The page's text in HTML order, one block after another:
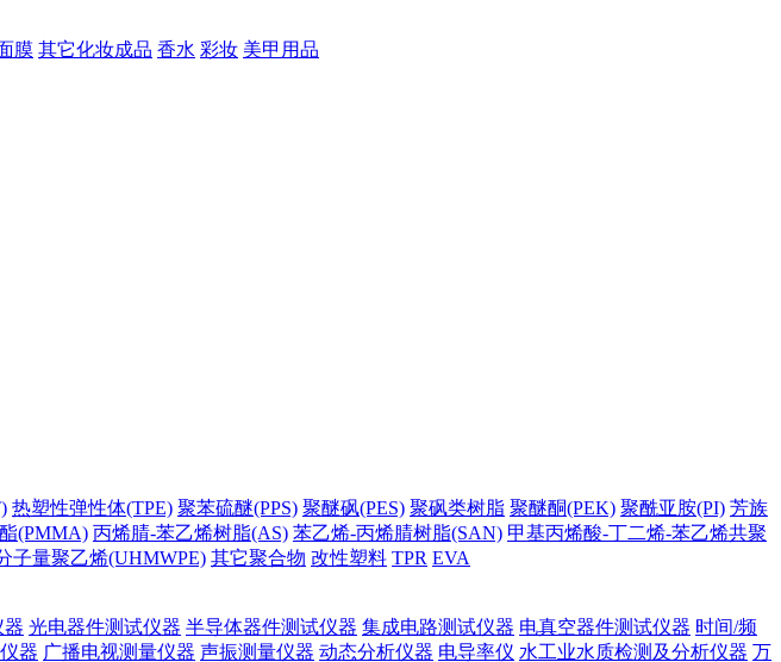
膜 其它化妆成品 香水 彩妆 美甲用品
热塑性弹性体(TPE) 聚苯硫醚(PPS) 聚醚砜(PES) 聚砜类树脂 聚醚酮(PEK) 聚酰亚胺(PI) 芳族
(PMMA) 丙烯腈-苯乙烯树脂(AS) 苯乙烯-丙烯腈树脂(SAN) 甲基丙烯酸-丁二烯-苯乙烯共聚
子量聚乙烯(UHMWPE) 其它聚合物 改性塑料 TPR EVA
器 光电器件测试仪器 半导体器件测试仪器 集成电路测试仪器 电真空器件测试仪器 时间/频
器 广播电视测量仪器 声振测量仪器 动态分析仪器 电导率仪 水工业水质检测及分析仪器 万